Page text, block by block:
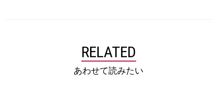
RELATED
あわせて読みたい